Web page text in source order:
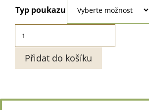
Typ poukazu
poukaz
kosmetika
500
Přidat do košíku